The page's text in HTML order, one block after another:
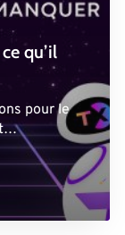
qu’il
pour le